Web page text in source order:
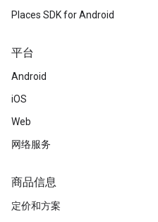
Places SDK for Android
平台
Android
iOS
Web
网络服务
商品信息
定价和方案